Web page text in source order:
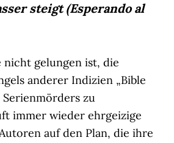
steigt (Esperando al
nicht gelungen ist, die
anderer Indizien „Bible
Serienmörders zu
immer wieder ehrgeizige
auf den Plan, die ihre